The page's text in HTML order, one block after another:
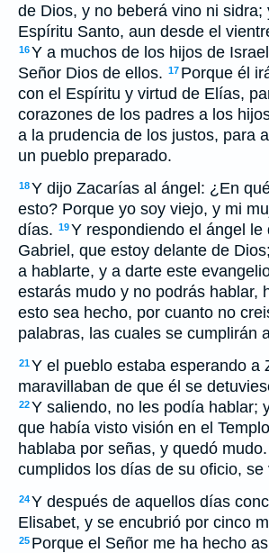
de Dios, y no beberá vino ni sidra;
Espíritu Santo, aun desde el
16Y a muchos de los hijos de
Señor Dios de ellos. 17 Porque él
con el Espíritu y virtud de Elías,
corazones de los padres a los
a la prudencia de los justos, para
un pueblo preparado.
18Y dijo Zacarías al ángel: ¿En
esto? Porque yo soy viejo, y mi
días. 19Y respondiendo el ángel le
Gabriel, que estoy delante de
a hablarte, y a darte este
estarás mudo y no podrás hablar,
esto sea hecho, por cuanto no
palabras, las cuales se cumplirán
21Y el pueblo estaba esperando a
maravillaban de que él se
22Y saliendo, no les podía hablar;
que había visto visión en el
hablaba por señas, y quedó mudo.
cumplidos los días de su oficio, se
24Y después de aquellos días
Elisabet, y se encubrió por cinco
25 Porque el Señor me ha hecho